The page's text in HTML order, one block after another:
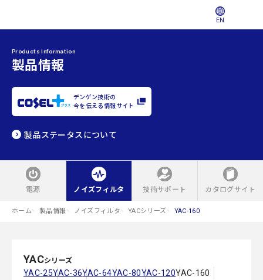
EN
Products Information
製品情報
デンゲン技術の
今を伝える情報サイト
製品ステータスについて
電源 ノイズフィルタ 技術サポート カタログサイト
ホーム 製品情報 ノイズフィルタ YACシリーズ YAC-160
YACシリーズ
YAC-25YAC-36YAC-64YAC-80YAC-120YAC-160